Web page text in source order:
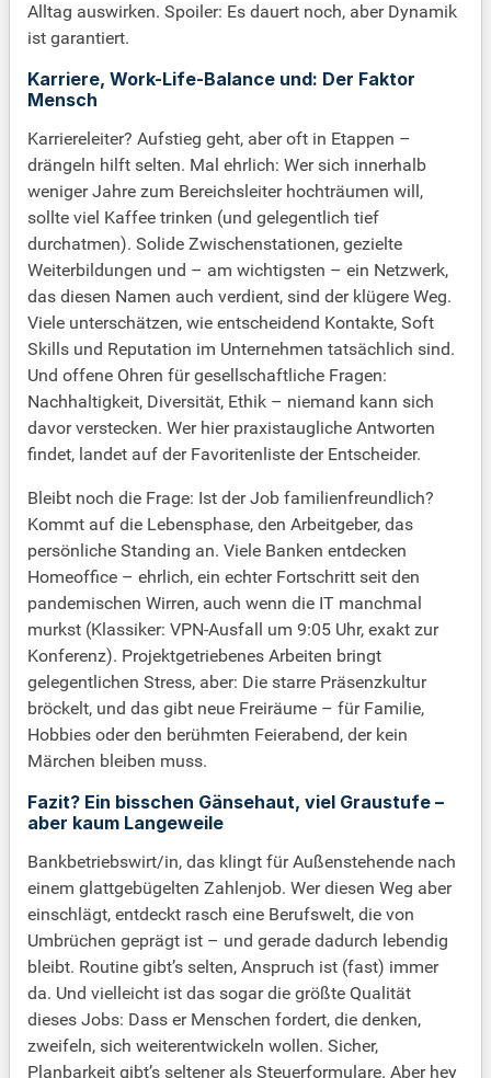
Alltag auswirken. Spoiler: Es dauert noch, aber Dynamik
ist garantiert.
Karriere, Work-Life-Balance und: Der Faktor
Mensch
Karriereleiter? Aufstieg geht, aber oft in Etappen –
drängeln hilft selten. Mal ehrlich: Wer sich innerhalb
weniger Jahre zum Bereichsleiter hochträumen will,
sollte viel Kaffee trinken (und gelegentlich tief
durchatmen). Solide Zwischenstationen, gezielte
Weiterbildungen und – am wichtigsten – ein Netzwerk,
das diesen Namen auch verdient, sind der klügere Weg.
Viele unterschätzen, wie entscheidend Kontakte, Soft
Skills und Reputation im Unternehmen tatsächlich sind.
Und offene Ohren für gesellschaftliche Fragen:
Nachhaltigkeit, Diversität, Ethik – niemand kann sich
davor verstecken. Wer hier praxistaugliche Antworten
findet, landet auf der Favoritenliste der Entscheider.
Bleibt noch die Frage: Ist der Job familienfreundlich?
Kommt auf die Lebensphase, den Arbeitgeber, das
persönliche Standing an. Viele Banken entdecken
Homeoffice – ehrlich, ein echter Fortschritt seit den
pandemischen Wirren, auch wenn die IT manchmal
murkst (Klassiker: VPN-Ausfall um 9:05 Uhr, exakt zur
Konferenz). Projektgetriebenes Arbeiten bringt
gelegentlichen Stress, aber: Die starre Präsenzkultur
bröckelt, und das gibt neue Freiräume – für Familie,
Hobbies oder den berühmten Feierabend, der kein
Märchen bleiben muss.
Fazit? Ein bisschen Gänsehaut, viel Graustufe –
aber kaum Langeweile
Bankbetriebswirt/in, das klingt für Außenstehende nach
einem glattgebügelten Zahlenjob. Wer diesen Weg aber
einschlägt, entdeckt rasch eine Berufswelt, die von
Umbrüchen geprägt ist – und gerade dadurch lebendig
bleibt. Routine gibt’s selten, Anspruch ist (fast) immer
da. Und vielleicht ist das sogar die größte Qualität
dieses Jobs: Dass er Menschen fordert, die denken,
zweifeln, sich weiterentwickeln wollen. Sicher,
Planbarkeit gibt’s seltener als Steuerformulare. Aber hey